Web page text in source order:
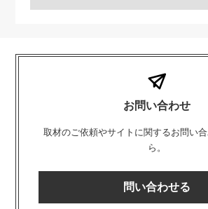
お問い合わせ
取材のご依頼やサイトに関するお問い
ら。
問い合わせる